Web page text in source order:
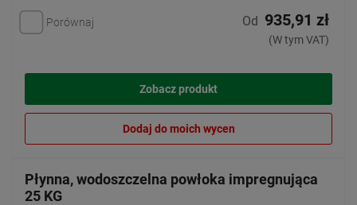
Porównaj Od 935,91 zł
(W tym VAT)
Zobacz produkt
Dodaj do moich wycen
Płynna, wodoszczelna powłoka impregnująca
25 KG